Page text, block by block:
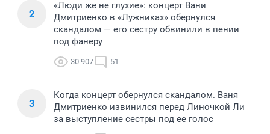
2
«Люди же не глухие»: концерт Вани
Дмитриенко в «Лужниках» обернулся
скандалом — его сестру обвинили в пении
под фанеру
30 907 51
3
Когда концерт обернулся скандалом. Ваня
Дмитриенко извинился перед Линочкой Ли
за выступление сестры под ее голос